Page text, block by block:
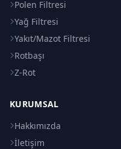
Polen Filtresi
Yağ Filtresi
Yakıt/Mazot Filtresi
Rotbaşı
Z-Rot
KURUMSAL
Hakkımızda
İletişim